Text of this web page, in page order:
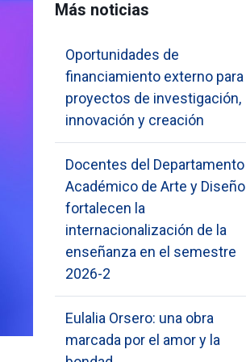
Más noticias
Oportunidades de
financiamiento externo para
proyectos de investigación,
innovación y creación
Docentes del Departamento
Académico de Arte y Diseño
fortalecen la
internacionalización de la
enseñanza en el semestre
2026-2
Eulalia Orsero: una obra
marcada por el amor y la